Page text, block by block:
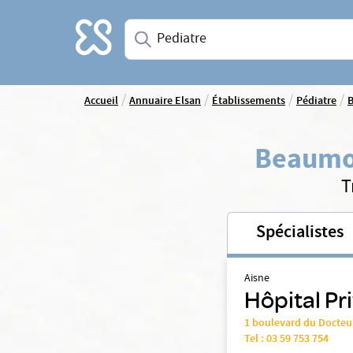
Accueil Saisissez une spécialité ou un service
Accueil/Annuaire Elsan/Établissements/Pédiatre/
Spécialistes
Aisne
Hôpital
1 boulevard du
Tel :03 59 753 754